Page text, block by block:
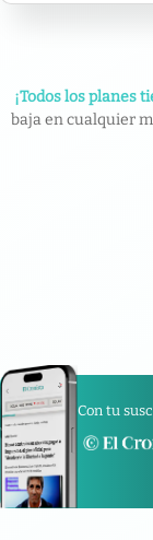
¡Todos los planes
baja en cualquier
Con tu